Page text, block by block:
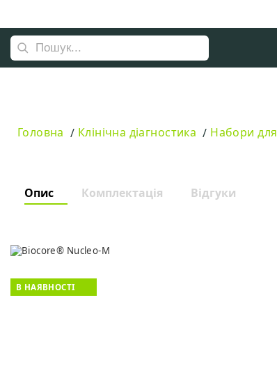
Головна Клінічна діагностика Набори для
Опис Комплектація Відгуки
В НАЯВНОСТІ